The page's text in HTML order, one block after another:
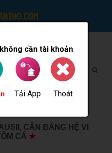
không cần tài khoản
Tải App Thoát
CÂN BẰNG HỆ VI
CÁ ★